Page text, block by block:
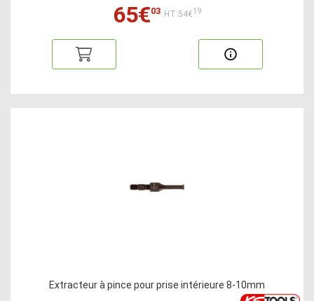
65€03 HT:54€19
Extracteur à pince pour prise intérieure 8-10mm